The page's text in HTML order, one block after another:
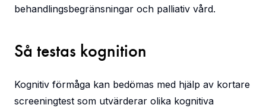
behandlingsbegränsningar och palliativ vård.
Så testas kognition
Kognitiv förmåga kan bedömas med hjälp av kortare
screeningtest som utvärderar olika kognitiva